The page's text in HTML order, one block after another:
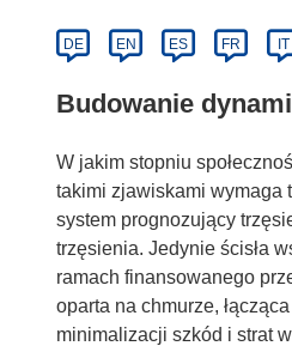
DE EN ES FR IT
Budowanie
W jakim stopniu
takimi zjawiskami wymaga
system prognozujący
trzęsienia. Jedynie ścisła
ramach finansowanego
oparta na chmurze,
minimalizacji szkód i strat